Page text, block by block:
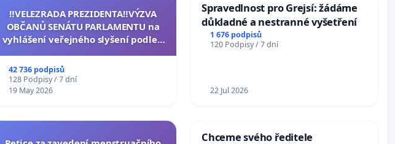
‼️VELEZRADA PREZIDENTA‼️VÝZVA
OBČANŮ SENÁTU PARLAMENTU na
vyhlášení veřejného slyšení podle §
na přijetí usnesení k podání ústavní
žaloby na prezidenta republiky
42 736 podpisů
128 Podpisy / 7 dní
19 May 2026
Spravedlnost pro Grejsí: žádáme
důkladné a nestranné vyšetření
1 676 podpisů
120 Podpisy / 7 dní
22 Jul 2026
Chceme svého ředitele